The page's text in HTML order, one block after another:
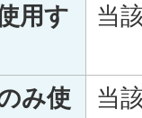
用す
当
み使
当